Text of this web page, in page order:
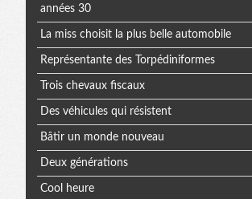
années 30
La miss choisit la plus belle automobile
Représentante des Torpédiniformes
Trois chevaux fiscaux
Des véhicules qui résistent
Bâtir un monde nouveau
Deux générations
Cool heure